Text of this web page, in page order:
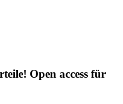
Open access für